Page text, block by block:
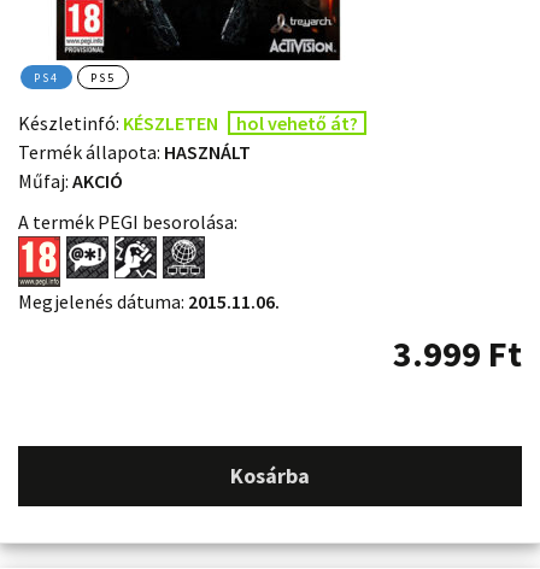
PS4 PS5
Készletinfó: KÉSZLETEN
hol vehető át?
Termék állapota: HASZNÁLT
Műfaj: AKCIÓ
A termék PEGI besorolása:
Megjelenés dátuma: 2015.11.06.
3.999 Ft
Kosárba